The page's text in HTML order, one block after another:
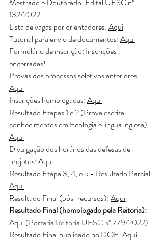
132/2022
Lista de vagas por orientadores: Aqui
Tutorial para envio de documentos: Aqui
Formulário de inscrição: Inscrições
encerradas!
Provas dos processos seletivos anteriores:
Aqui
Inscrições homologadas: Aqui
Resultado Etapas 1 e 2 (Prova escrita
conhecimentos em Ecologia e língua inglesa):
Aqui
Divulgação dos horários das defesas de
projetos: Aqui
Resultado Etapa 3, 4, e 5 - Resultado Parcial:
Aqui
Resultado Final (pós-recursos): Aqui
Resultado Final (homologado pela Reitoria):
Aqui (Portaria Reitoria UESC nº 779/2022)
Resultado Final publicado no DOE: Aqui